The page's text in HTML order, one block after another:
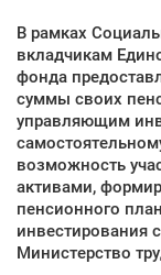
В рамках
вкладчикам
фонда
суммы своих
управляющим
возможность
активами,
пенсионного
инвестирования
Министерство